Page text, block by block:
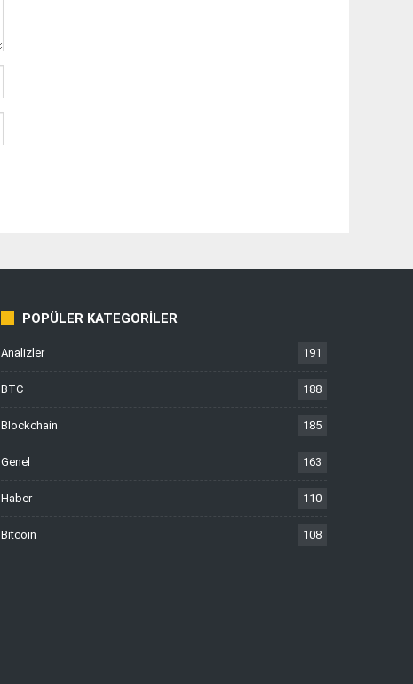
POPÜLER KATEGORILER
Analizler 191
BTC 188
Blockchain 185
Genel 163
Haber 110
Bitcoin 108